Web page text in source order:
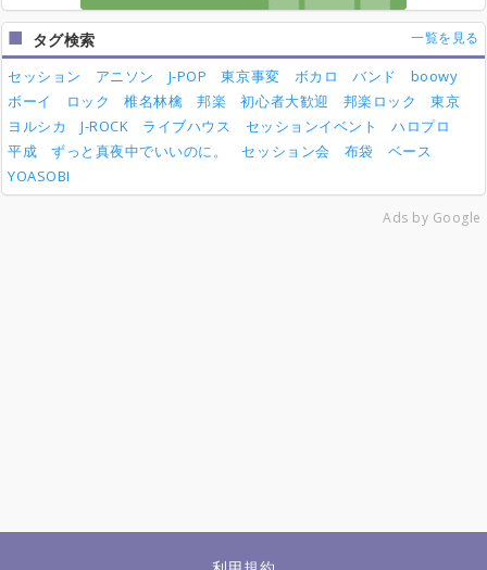
タグ検索 一覧を見る
セッション アニソン J-POP 東京事変 ボカロ バンド
boowy
ボーイ
ロック 椎名林檎 邦楽 初心者大歓迎 邦楽ロック
東京
ヨルシカ
J-ROCK ライブハウス セッションイベント
ハロプロ
平成
ずっと真夜中でいいのに。 セッション会 布袋
ベース
YOASOBI
Ads by Google